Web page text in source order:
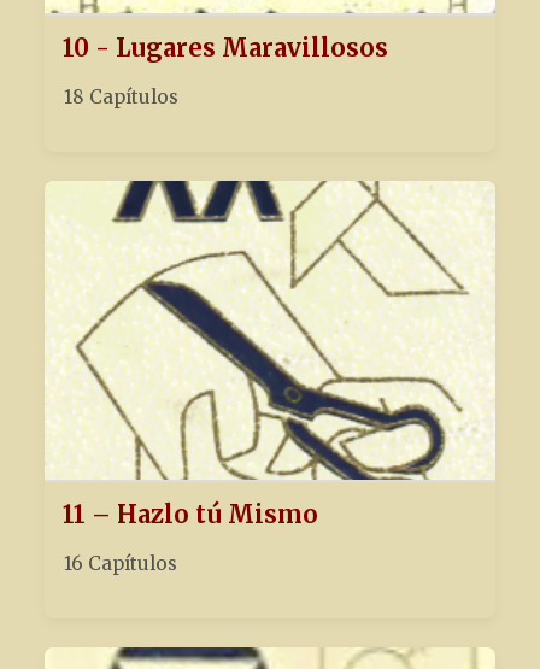
10 - Lugares Maravillosos
18 Capítulos
11 – Hazlo tú Mismo
16 Capítulos